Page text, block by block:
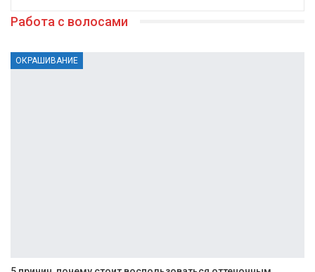
Работа с волосами
ОКРАШИВАНИЕ